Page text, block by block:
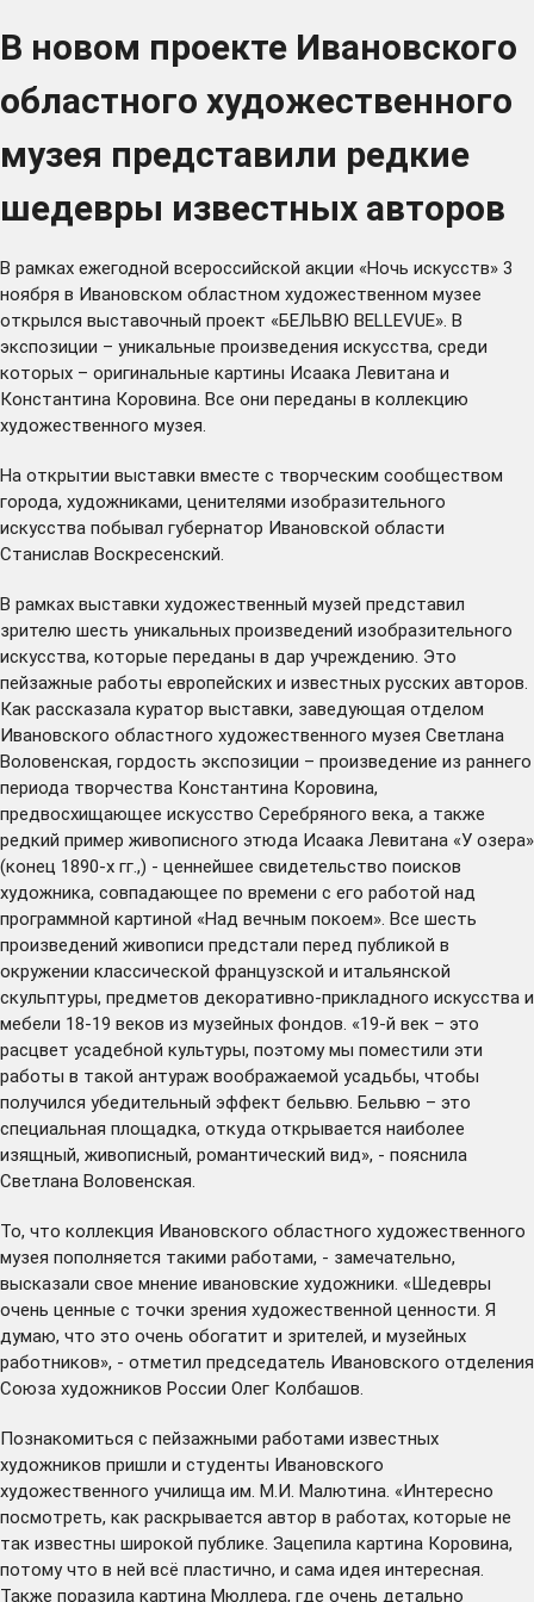
В новом проекте Ивановского
областного художественного
музея представили редкие
шедевры известных авторов
В рамках ежегодной всероссийской акции «Ночь искусств» 3
ноября в Ивановском областном художественном музее
открылся выставочный проект «БЕЛЬВЮ BELLEVUE». В
экспозиции – уникальные произведения искусства, среди
которых – оригинальные картины Исаака Левитана и
Константина Коровина. Все они переданы в коллекцию
художественного музея.
На открытии выставки вместе с творческим сообществом
города, художниками, ценителями изобразительного
искусства побывал губернатор Ивановской области
Станислав Воскресенский.
В рамках выставки художественный музей представил
зрителю шесть уникальных произведений изобразительного
искусства, которые переданы в дар учреждению. Это
пейзажные работы европейских и известных русских авторов.
Как рассказала куратор выставки, заведующая отделом
Ивановского областного художественного музея Светлана
Воловенская, гордость экспозиции – произведение из раннего
периода творчества Константина Коровина,
предвосхищающее искусство Серебряного века, а также
редкий пример живописного этюда Исаака Левитана «У озера»
(конец 1890-х гг.,) - ценнейшее свидетельство поисков
художника, совпадающее по времени с его работой над
программной картиной «Над вечным покоем». Все шесть
произведений живописи предстали перед публикой в
окружении классической французской и итальянской
скульптуры, предметов декоративно-прикладного искусства и
мебели 18-19 веков из музейных фондов. «19-й век – это
расцвет усадебной культуры, поэтому мы поместили эти
работы в такой антураж воображаемой усадьбы, чтобы
получился убедительный эффект бельвю. Бельвю – это
специальная площадка, откуда открывается наиболее
изящный, живописный, романтический вид», - пояснила
Светлана Воловенская.
То, что коллекция Ивановского областного художественного
музея пополняется такими работами, - замечательно,
высказали свое мнение ивановские художники. «Шедевры
очень ценные с точки зрения художественной ценности. Я
думаю, что это очень обогатит и зрителей, и музейных
работников», - отметил председатель Ивановского отделения
Союза художников России Олег Колбашов.
Познакомиться с пейзажными работами известных
художников пришли и студенты Ивановского
художественного училища им. М.И. Малютина. «Интересно
посмотреть, как раскрывается автор в работах, которые не
так известны широкой публике. Зацепила картина Коровина,
потому что в ней всё пластично, и сама идея интересная.
Также поразила картина Мюллера, где очень детально